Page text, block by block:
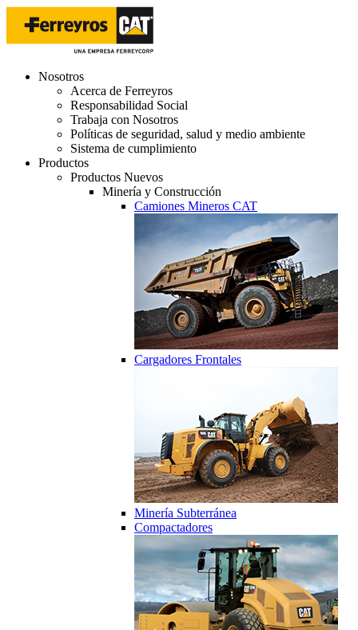
Nosotros
Acerca de Ferreyros
Responsabilidad Social
Trabaja con Nosotros
Políticas de seguridad, salud y medio ambiente
Sistema de cumplimiento
Productos
Productos Nuevos
Minería y Construcción
Camiones Mineros CAT
Cargadores Frontales
Minería Subterránea
Compactadores